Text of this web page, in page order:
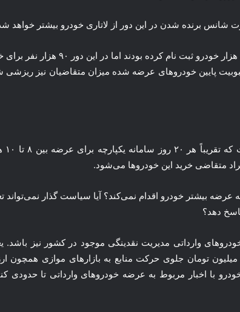
شانس برنده شدن در این دور از لاتاری خودرو بیشتر خواهد
نکته جالب توجه آنکه در دور قبلی ۱۵۰ هزار نفر برای خرید ۸ هزار خودرو ثبت نام کرده بودند اما در
پایین خودروهای عرضه شده میزان متقاضیان نیز ریزشی
نکته قابل
متقاضی خرید این خودروها می‌شود.
بیشتر خودرو اقدام نمی‌کند؟ آیا سیاست گذار نمی‌تواند
دهد؟
وارداتی مدیریت نقدینگی موجود در کشور نیز باشد.
خودرو تبدیل به اهرمی شده که هر بار با بلوکه کردن ۵۰۰ میلیون تومان جلوی حرکت منابع به بازارهای موازی
با اخبار مربوط به عرضه خودروهای وارداتی تا حدودی